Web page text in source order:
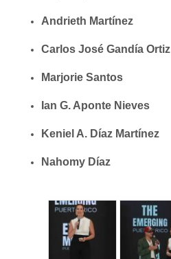
Andrieth Martínez
Carlos José Gandía Ortiz
Marjorie Santos
Ian G. Aponte Nieves
Keniel A. Díaz Martínez
Nahomy Díaz